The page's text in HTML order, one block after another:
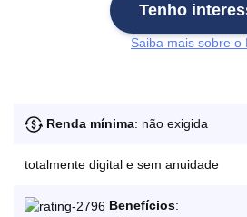
Tenho
Saiba mais sobre o
Renda mínima: não exigida
totalmente digital e sem anuidade
Benefícios: